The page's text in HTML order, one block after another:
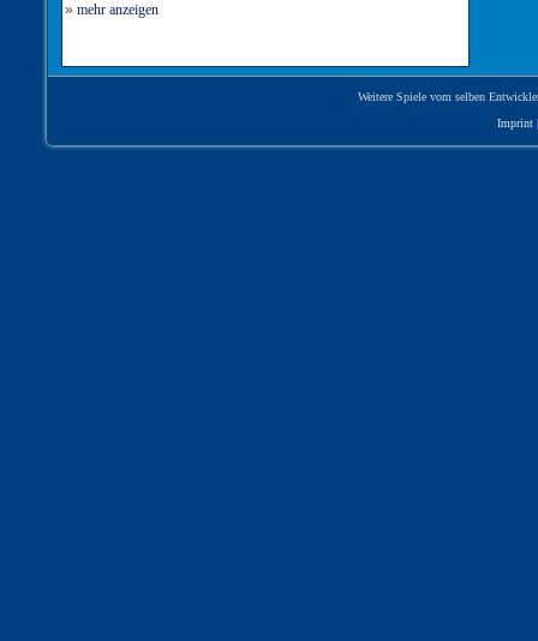
» mehr anzeigen
Weitere Spiele vom selben
Imprint